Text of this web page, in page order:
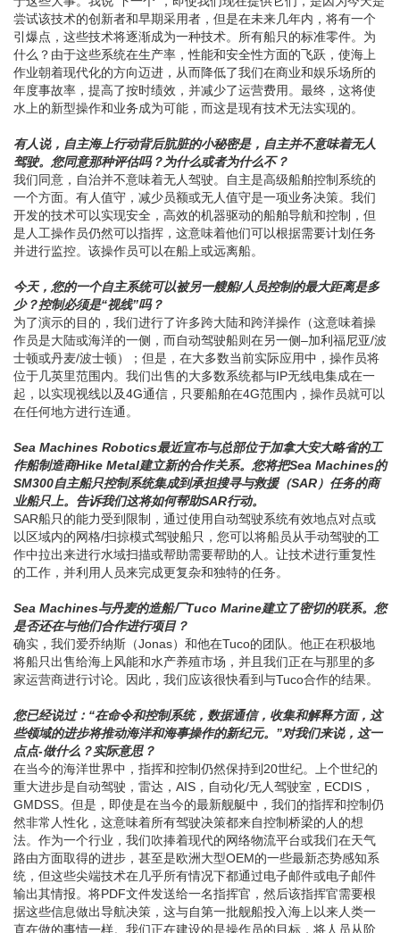
于这些大事。我说“下一个”，即使我们现在提供它们，是因为今天是
尝试该技术的创新者和早期采用者，但是在未来几年内，将有一个
引爆点，这些技术将逐渐成为一种技术。所有船只的标准零件。为
什么？由于这些系统在生产率，性能和安全性方面的飞跃，使海上
作业朝着现代化的方向迈进，从而降低了我们在商业和娱乐场所的
年度事故率，提高了按时绩效，并减少了运营费用。最终，这将使
水上的新型操作和业务成为可能，而这是现有技术无法实现的。
有人说，自主海上行动背后肮脏的小秘密是，自主并不意味着无人
驾驶。您同意那种评估吗？为什么或者为什么不？
我们同意，自治并不意味着无人驾驶。自主是高级船舶控制系统的
一个方面。有人值守，减少员额或无人值守是一项业务决策。我们
开发的技术可以实现安全，高效的机器驱动的船舶导航和控制，但
是人工操作员仍然可以指挥，这意味着他们可以根据需要计划任务
并进行监控。该操作员可以在船上或远离船。
今天，您的一个自主系统可以被另一艘船/人员控制的最大距离是多
少？控制必须是“视线”吗？
为了演示的目的，我们进行了许多跨大陆和跨洋操作（这意味着操
作员是大陆或海洋的一侧，而自动驾驶船则在另一侧–加利福尼亚/波
士顿或丹麦/波士顿）；但是，在大多数当前实际应用中，操作员将
位于几英里范围内。我们出售的大多数系统都与IP无线电集成在一
起，以实现视线以及4G通信，只要船舶在4G范围内，操作员就可以
在任何地方进行连通。
Sea Machines Robotics最近宣布与总部位于加拿大安大略省的工
作船制造商Hike Metal建立新的合作关系。您将把Sea Machines的
SM300自主船只控制系统集成到承担搜寻与救援（SAR）任务的商
业船只上。告诉我们这将如何帮助SAR行动。
SAR船只的能力受到限制，通过使用自动驾驶系统有效地点对点或
以区域内的网格/扫掠模式驾驶船只，您可以将船员从手动驾驶的工
作中拉出来进行水域扫描或帮助需要帮助的人。让技术进行重复性
的工作，并利用人员来完成更复杂和独特的任务。
Sea Machines与丹麦的造船厂Tuco Marine建立了密切的联系。您
是否还在与他们合作进行项目？
确实，我们爱乔纳斯（Jonas）和他在Tuco的团队。他正在积极地
将船只出售给海上风能和水产养殖市场，并且我们正在与那里的多
家运营商进行讨论。因此，我们应该很快看到与Tuco合作的结果。
您已经说过：“在命令和控制系统，数据通信，收集和解释方面，这
些领域的进步将推动海洋和海事操作的新纪元。”对我们来说，这一
点点-做什么？实际意思？
在当今的海洋世界中，指挥和控制仍然保持到20世纪。上个世纪的
重大进步是自动驾驶，雷达，AIS，自动化/无人驾驶室，ECDIS，
GMDSS。但是，即使是在当今的最新舰艇中，我们的指挥和控制仍
然非常人性化，这意味着所有驾驶决策都来自控制桥梁的人的想
法。作为一个行业，我们吹捧着现代的网络物流平台或我们在天气
路由方面取得的进步，甚至是欧洲大型OEM的一些最新态势感知系
统，但这些尖端技术在几乎所有情况下都通过电子邮件或电子邮件
输出其情报。将PDF文件发送给一名指挥官，然后该指挥官需要根
据这些信息做出导航决策，这与自第一批舰船投入海上以来人类一